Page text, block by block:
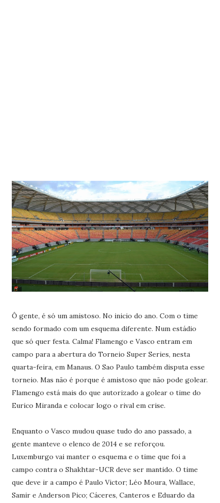
Ô gente, é só um amistoso. No inicio do ano. Com o time
sendo formado com um esquema diferente. Num estádio
que só quer festa. Calma! Flamengo e Vasco entram em
campo para a abertura do Torneio Super Series, nesta
quarta-feira, em Manaus. O Sao Paulo também disputa esse
torneio. Mas não é porque é amistoso que não pode golear.
Flamengo está mais do que autorizado a golear o time do
Eurico Miranda e colocar logo o rival em crise.
Enquanto o Vasco mudou quase tudo do ano passado, a
gente manteve o elenco de 2014 e se reforçou.
Luxemburgo vai manter o esquema e o time que foi a
campo contra o Shakhtar-UCR deve ser mantido. O time
que deve ir a campo é Paulo Victor; Léo Moura, Wallace,
Samir e Anderson Pico; Cáceres, Canteros e Eduardo da